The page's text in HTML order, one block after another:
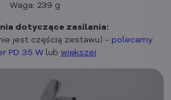
Waga: 239 g
dotyczące zasilania:
jest częścią zestawu) - polecamy
PD 35 W lub większej